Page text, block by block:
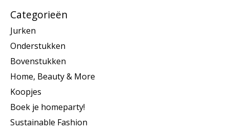
Categorieën
Jurken
Onderstukken
Bovenstukken
Home, Beauty & More
Koopjes
Boek je homeparty!
Sustainable Fashion